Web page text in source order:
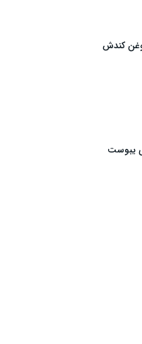
کندش
یبوست